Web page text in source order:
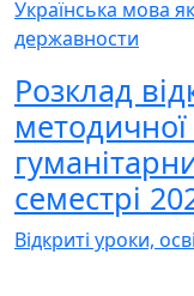
Українська мова
державности
Розклад
методичної
семестрі
Відкриті уроки,